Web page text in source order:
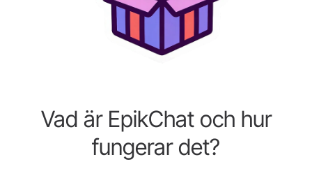
Vad är EpikChat och hur
fungerar det?